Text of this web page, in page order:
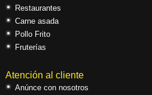
Restaurantes
Carne asada
Pollo Frito
Fruterías
Atención al cliente
Anúnce con nosotros